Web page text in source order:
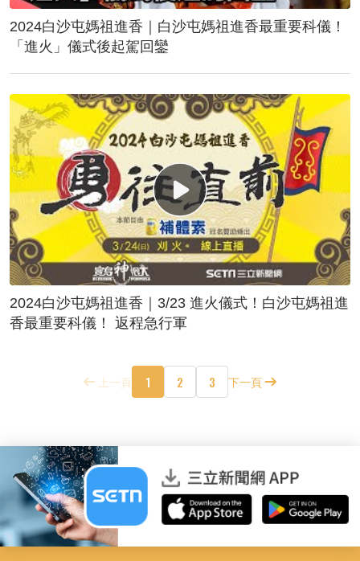
2024白沙屯媽祖進香｜白沙屯媽祖進香最重要科儀！
「進火」儀式後起駕回鑾
2024白沙屯媽祖進香｜3/23 進火儀式！白沙屯媽祖進
香最重要科儀！ 返程急行軍
上一頁 1 2 3 下一頁